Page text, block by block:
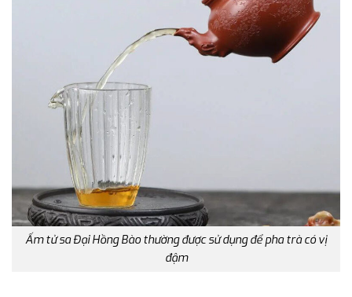
Ấm tử sa Đại Hồng Bào thường được sử dụng để pha trà có vị
đậm